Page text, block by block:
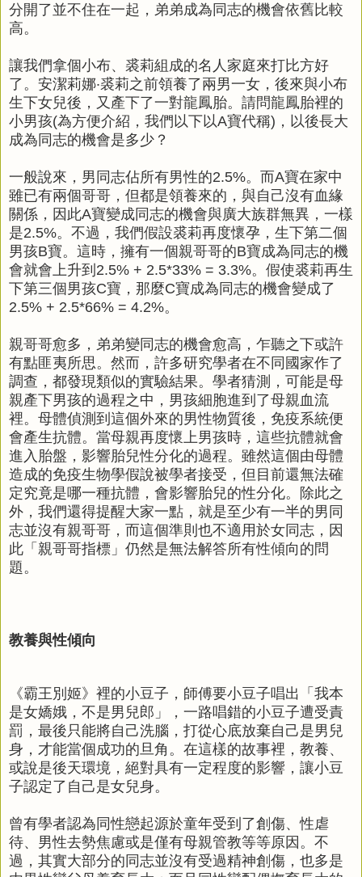
分開了並不住在一起，弟弟成為同志的機會依舊比較
高。
讓我們拿個小布、裘莉組成的名人家庭來打比方好
了。安潔莉娜‧裘莉之前領養了兩男一女，後來與小布
生下女兒後，又產下了一對龍鳳胎。請問龍鳳胎裡的
小男孩(為方便介紹，我們以下以A寶代稱)，以後長大
成為同志的機會是多少？
一般說來，男同志佔所有男性的2.5%。而A寶在家中
雖已有兩個哥哥，但都是領養來的，與自己沒有血緣
關係，因此A寶變成同志的機會與廣大族群無異，一樣
是2.5%。不過，我們假設裘莉再度懷孕，生下第二個
男孩B寶。這時，擁有一個親哥哥的B寶成為同志的機
會就會上升到2.5% + 2.5*33% = 3.3%。假使裘莉再生
下第三個男孩C寶，那麼C寶成為同志的機會變成了
2.5% + 2.5*66% = 4.2%。
親哥哥愈多，弟弟變同志的機會愈高，乍聽之下或許
有點匪夷所思。然而，許多研究學者在不同國家作了
調查，都發現類似的實驗結果。學者猜測，可能是母
親產下男孩的過程之中，男孩細胞進到了母親血流
裡。母體偵測到這個外來的男性物質後，免疫系統便
會產生抗體。當母親再度懷上男孩時，這些抗體就會
進入胎盤，影響胎兒性分化的過程。雖然這個由母體
造成的免疫生物學假說被學者接受，但目前還無法確
定究竟是哪一種抗體，會影響胎兒的性分化。除此之
外，我們還得提醒大家一點，就是至少有一半的男同
志並沒有親哥哥，而這個準則也不適用於女同志，因
此「親哥哥指標」仍然是無法解答所有性傾向的問
題。
教養與性傾向
《霸王別姬》裡的小豆子，師傅要小豆子唱出「我本
是女嬌娥，不是男兒郎」，一路唱錯的小豆子遭受責
罰，最後只能將自己洗腦，打從心底放棄自己是男兒
身，才能當個成功的旦角。在這樣的故事裡，教養、
或說是後天環境，絕對具有一定程度的影響，讓小豆
子認定了自己是女兒身。
曾有學者認為同性戀起源於童年受到了創傷、性虐
待、男性去勢焦慮或是僅有母親管教等等原因。不
過，其實大部分的同志並沒有受過精神創傷，也多是